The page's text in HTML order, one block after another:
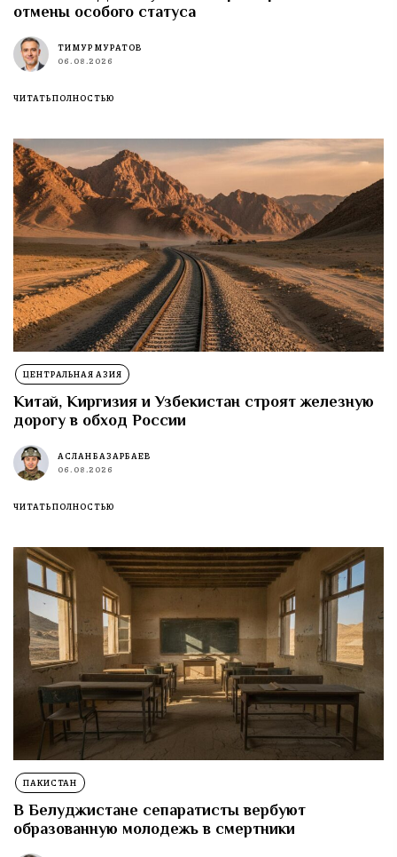
отмены особого статуса
ТИМУР МУРАТОВ
06.08.2026
ЧИТАТЬ ПОЛНОСТЬЮ
ЦЕНТРАЛЬНАЯ АЗИЯ
Китай, Киргизия и Узбекистан строят железную
дорогу в обход России
АСЛАН БАЗАРБАЕВ
06.08.2026
ЧИТАТЬ ПОЛНОСТЬЮ
ПАКИСТАН
В Белуджистане сепаратисты вербуют
образованную молодежь в смертники